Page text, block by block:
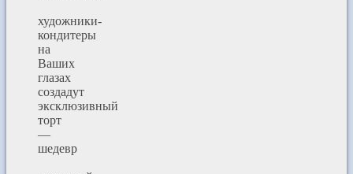
художники-
кондитеры
на
Ваших
глазах
создадут
эксклюзивный
торт
—
шедевр